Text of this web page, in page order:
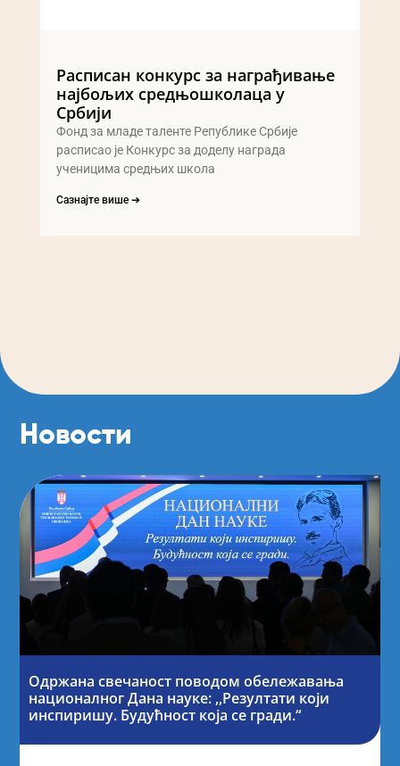
Расписан конкурс за награђивање
најбољих средњошколаца у
Србији
Фонд за младе таленте Републике Србије
расписао је Конкурс за доделу награда
ученицима средњих школа
Сазнајте више ➔
Новости
Одржана свечаност поводом обележавања
националног Дана науке: ,,Резултати који
инспиришу. Будућност која се гради.“